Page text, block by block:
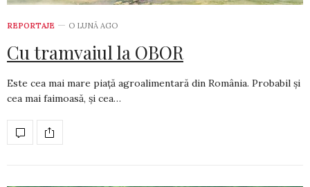
REPORTAJE O LUNĂ AGO
Cu tramvaiul la OBOR
Este cea mai mare piață agroalimentară din România. Probabil și
cea mai faimoasă, și cea…